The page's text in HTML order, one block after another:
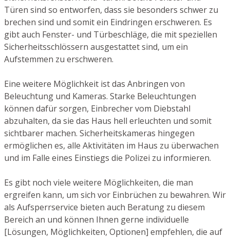
Türen sind so entworfen, dass sie besonders schwer zu
brechen sind und somit ein Eindringen erschweren. Es
gibt auch Fenster- und Türbeschläge, die mit speziellen
Sicherheitsschlössern ausgestattet sind, um ein
Aufstemmen zu erschweren.
Eine weitere Möglichkeit ist das Anbringen von
Beleuchtung und Kameras. Starke Beleuchtungen
können dafür sorgen, Einbrecher vom Diebstahl
abzuhalten, da sie das Haus hell erleuchten und somit
sichtbarer machen. Sicherheitskameras hingegen
ermöglichen es, alle Aktivitäten im Haus zu überwachen
und im Falle eines Einstiegs die Polizei zu informieren.
Es gibt noch viele weitere Möglichkeiten, die man
ergreifen kann, um sich vor Einbrüchen zu bewahren. Wir
als Aufsperrservice bieten auch Beratung zu diesem
Bereich an und können Ihnen gerne individuelle
[Lösungen, Möglichkeiten, Optionen] empfehlen, die auf